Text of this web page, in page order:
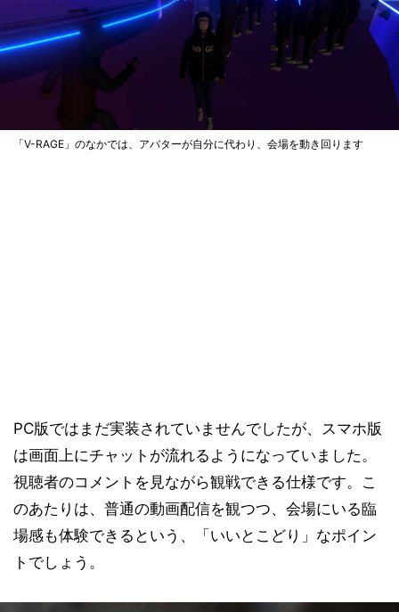
「V-RAGE」のなかでは、アバターが自分に代わり、会場を動き回ります
PC版ではまだ実装されていませんでしたが、スマホ版
は画面上にチャットが流れるようになっていました。
視聴者のコメントを見ながら観戦できる仕様です。こ
のあたりは、普通の動画配信を観つつ、会場にいる臨
場感も体験できるという、「いいとこどり」なポイン
トでしょう。